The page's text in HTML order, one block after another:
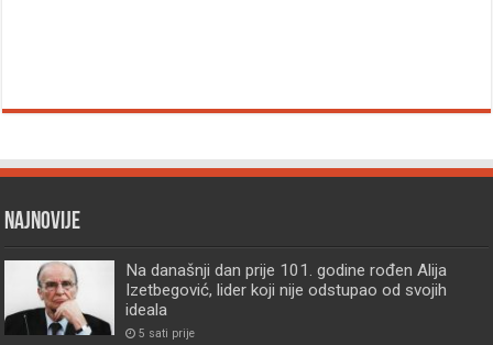
Najnovije
Na današnji dan prije 101. godine rođen Alija
Izetbegović, lider koji nije odstupao od svojih
ideala
5 sati prije